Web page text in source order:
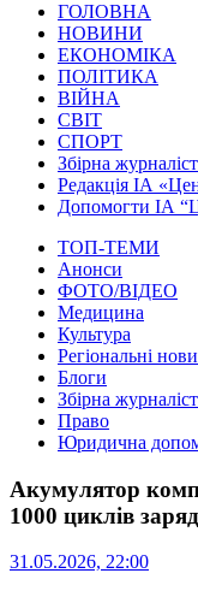
ГОЛОВНА
НОВИНИ
ЕКОНОМІКА
ПОЛІТИКА
ВІЙНА
СВІТ
СПОРТ
Збірна
Редакція ІА
Допомогти ІА
ТОП-ТЕМИ
Анонси
ФОТО/ВІДЕО
Медицина
Культура
Регіональні
Блоги
Збірна
Право
Юридична
Акумулятор
1000 циклів
31.05.2026, 22:00